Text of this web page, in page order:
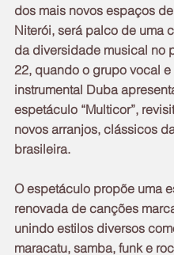
dos mais novos espaços
Niterói, será palco de uma
da diversidade musical no
22, quando o grupo vocal e
instrumental Duba
espetáculo “Multicor”,
novos arranjos, clássicos
brasileira.
O espetáculo propõe uma
renovada de canções
unindo estilos diversos
maracatu, samba, funk e